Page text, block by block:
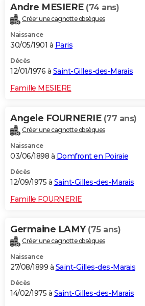
Andre MESIERE (74 ans)
Créer une cagnotte obsèques
Naissance
30/05/1901 à Paris
Décès
12/01/1976 à Saint-Gilles-des-Marais
Famille MESIERE
Angele FOURNERIE (77 ans)
Créer une cagnotte obsèques
Naissance
03/06/1898 à Domfront en Poiraie
Décès
12/09/1975 à Saint-Gilles-des-Marais
Famille FOURNERIE
Germaine LAMY (75 ans)
Créer une cagnotte obsèques
Naissance
27/08/1899 à Saint-Gilles-des-Marais
Décès
14/02/1975 à Saint-Gilles-des-Marais